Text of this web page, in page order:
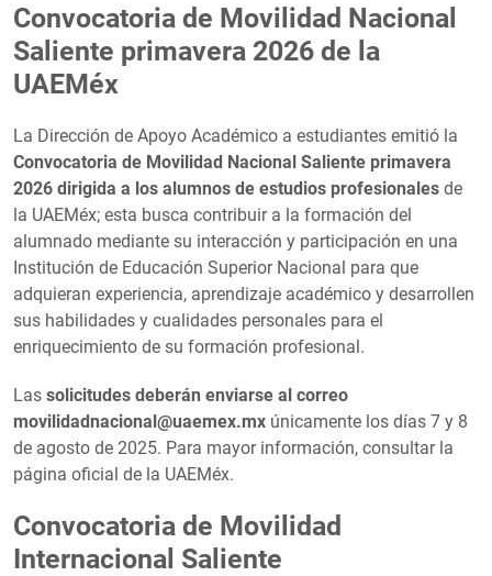
Convocatoria de Movilidad Nacional
Saliente primavera 2026 de la
UAEMéx
La Dirección de Apoyo Académico a estudiantes emitió la
Convocatoria de Movilidad Nacional Saliente primavera
2026 dirigida a los alumnos de estudios profesionales de
la UAEMéx; esta busca contribuir a la formación del
alumnado mediante su interacción y participación en una
Institución de Educación Superior Nacional para que
adquieran experiencia, aprendizaje académico y desarrollen
sus habilidades y cualidades personales para el
enriquecimiento de su formación profesional.
Las solicitudes deberán enviarse al correo
movilidadnacional@uaemex.mx únicamente los días 7 y 8
de agosto de 2025. Para mayor información, consultar la
página oficial de la UAEMéx.
Convocatoria de Movilidad
Internacional Saliente